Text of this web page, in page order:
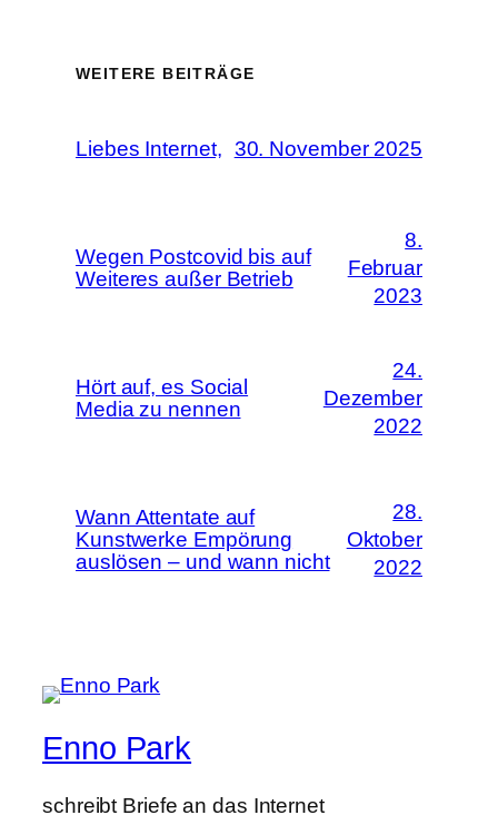
WEITERE BEITRÄGE
Liebes Internet, 30. November 2025
Wegen Postcovid bis auf
Weiteres außer Betrieb
8.
Februar
2023
Hört auf, es Social
Media zu nennen
24.
Dezember
2022
Wann Attentate auf
Kunstwerke Empörung
auslösen – und wann nicht
28.
Oktober
2022
Enno Park
schreibt Briefe an das Internet